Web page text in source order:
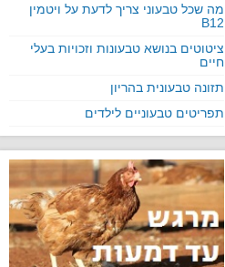
מה שכל טבעוני צריך לדעת על ויטמין
B12
ציטוטים בנושא טבעונות וזכויות בעלי
חיים
תזונה טבעונית בהריון
תפריטים טבעוניים לילדים